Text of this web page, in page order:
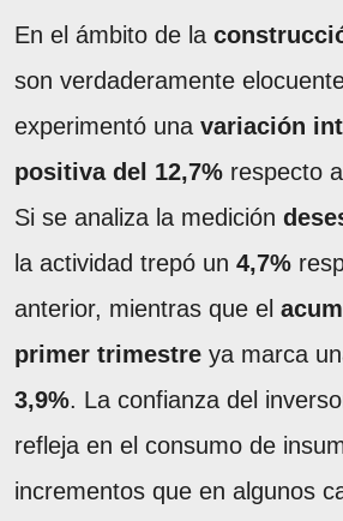
En el ámbito de la
son verdaderamente
experimentó una variación
positiva del 12,7% respecto
Si se analiza la medición
la actividad trepó un 4,7%
anterior, mientras que el
primer trimestre ya marca
3,9%. La confianza del
refleja en el consumo de
incrementos que en algunos